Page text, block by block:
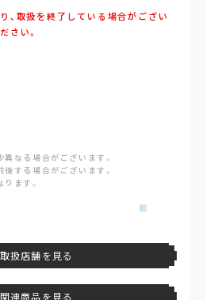
、取扱を終了している場合がござい
さい。
異なる場合がございます。
後する場合がございます。
ます。
取扱店舗を見る
関連商品を見る